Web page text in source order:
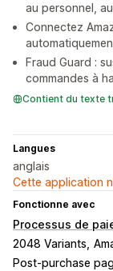
au personnel,
Connectez
Fraud Guard :
commandes à
Contient du texte
Langues
anglais
Cette application
Fonctionne avec
Processus de
2048 Variants
Post-purchase